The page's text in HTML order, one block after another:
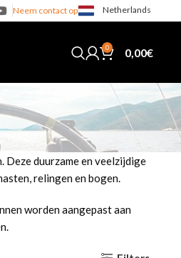
Neem contact op Netherlands
0 0,00€
duurzame en veelzijdige
relingen en bogen.
worden aangepast aan